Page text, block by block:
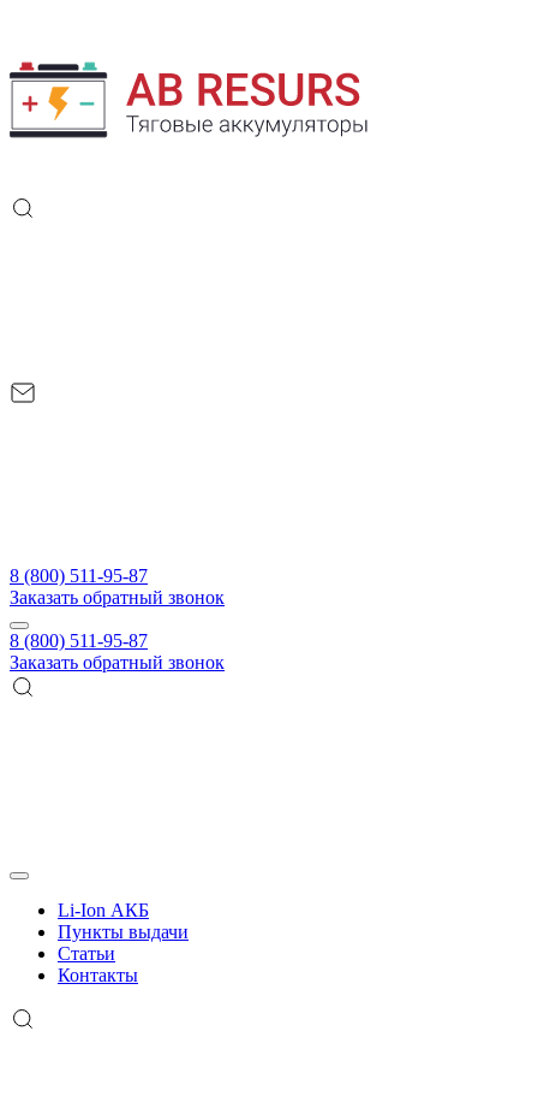
8 (800) 511-95-87
Заказать обратный звонок
8 (800) 511-95-87
Заказать обратный звонок
Li-Ion АКБ
Пункты выдачи
Статьи
Контакты